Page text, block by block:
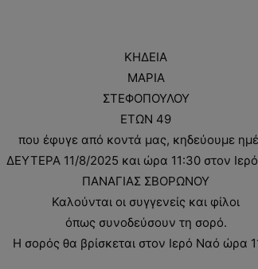
ΚΗΔΕΙΑ
ΜΑΡΙΑ
ΣΤΕΦΟΠΟΥΛΟΥ
ΕΤΩΝ 49
που έφυγε από κοντά μας, κηδεύουμε
ΔΕΥΤΕΡΑ 11/8/2025 και ώρα 11:30 στον
ΠΑΝΑΓΙΑΣ ΣΒΟΡΩΝΟΥ
Καλούνται οι συγγενείς και φίλοι
όπως συνοδεύσουν τη σορό.
Η σορός θα βρίσκεται στον Ιερό Ναό ώρα